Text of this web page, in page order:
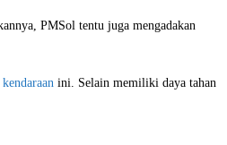
PMSol tentu juga mengadakan
ini. Selain memiliki daya tahan